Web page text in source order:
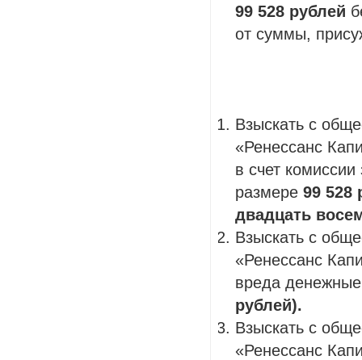
99 528 рублей
от суммы,
Взыскать с
«Ренессанс
в счет
размере 99 528
двадцать
Взыскать с
«Ренессанс
вреда
рублей).
Взыскать с
«Ренессанс